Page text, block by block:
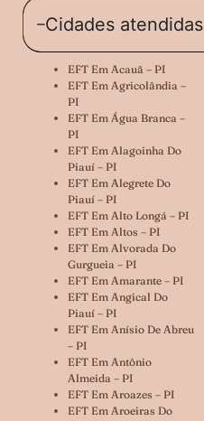
Cidades atendidas
EFT Em Acauã – PI
EFT Em Agricolândia –
PI
EFT Em Água Branca –
PI
EFT Em Alagoinha Do
Piauí – PI
EFT Em Alegrete Do
Piauí – PI
EFT Em Alto Longá – PI
EFT Em Altos – PI
EFT Em Alvorada Do
Gurgueia – PI
EFT Em Amarante – PI
EFT Em Angical Do
Piauí – PI
EFT Em Anísio De Abreu
– PI
EFT Em Antônio
Almeida – PI
EFT Em Aroazes – PI
EFT Em Aroeiras Do